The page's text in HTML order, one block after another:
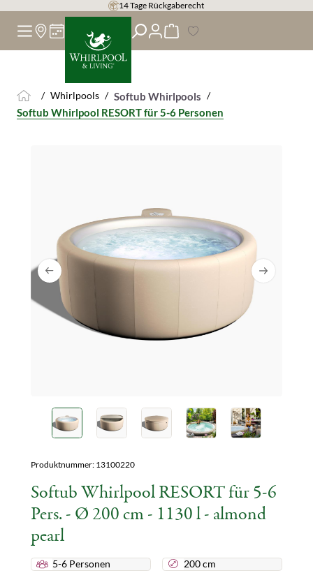
springen
14 Tage Rückgaberecht
/ Whirlpools / Softub Whirlpools /
Softub Whirlpool RESORT für 5-6 Personen
Produktnummer: 13100220
Softub Whirlpool RESORT für 5-6
Pers. - Ø 200 cm - 1130 l - almond
pearl
5-6 Personen 200 cm